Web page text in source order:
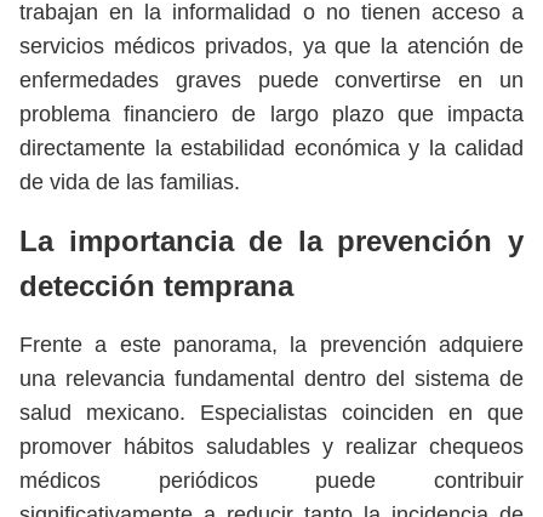
trabajan en la informalidad o no tienen acceso a
servicios médicos privados, ya que la atención de
enfermedades graves puede convertirse en un
problema financiero de largo plazo que impacta
directamente la estabilidad económica y la calidad
de vida de las familias.
La importancia de la prevención y
detección temprana
Frente a este panorama, la prevención adquiere
una relevancia fundamental dentro del sistema de
salud mexicano. Especialistas coinciden en que
promover hábitos saludables y realizar chequeos
médicos periódicos puede contribuir